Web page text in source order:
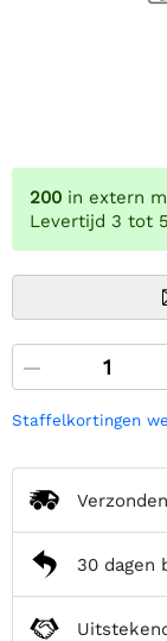
200 in extern
Levertijd 3 tot
Staffelkortingen
30 dagen